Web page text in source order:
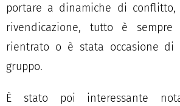
portare a dinamiche di conflitto,
rivendicazione, tutto è sempre
rientrato o è stata occasione
gruppo.
È stato poi interessante